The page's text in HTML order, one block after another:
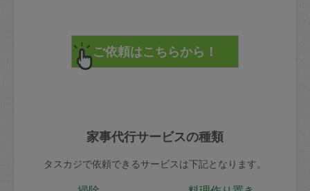
家事代行サービスの種類
タスカジで依頼できるサービスは下記となります。